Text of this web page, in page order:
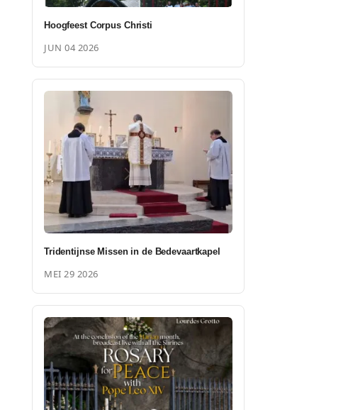
Hoogfeest Corpus Christi
JUN 04 2026
Tridentijnse Missen in de Bedevaartkapel
MEI 29 2026